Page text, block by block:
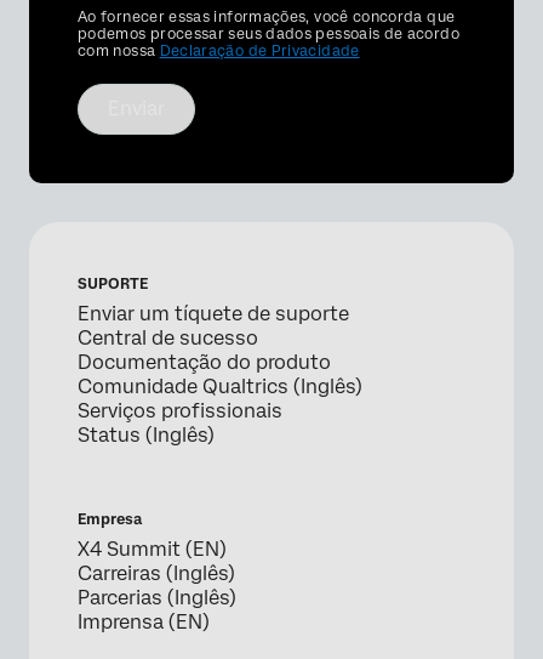
Privacy
Optin
Ao fornecer essas informações, você concorda que
podemos processar seus dados pessoais de acordo
com nossa Declaração de Privacidade
SUPORTE
Enviar um tíquete de suporte
Central de sucesso
Documentação do produto
Comunidade Qualtrics (Inglês)
Serviços profissionais
Status (Inglês)
Empresa
X4 Summit (EN)
Carreiras (Inglês)
Parcerias (Inglês)
Imprensa (EN)